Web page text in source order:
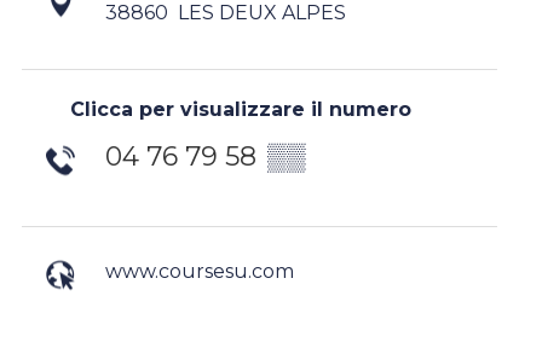
38860
LES DEUX ALPES
Clicca per visualizzare il numero
04 76 79 58 ▒▒
www.coursesu.com